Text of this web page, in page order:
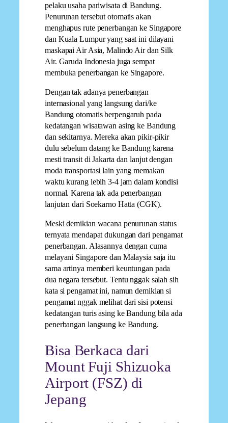
pelaku usaha pariwisata di Bandung.
Penurunan tersebut otomatis akan
menghapus rute penerbangan ke Singapore
dan Kuala Lumpur yang saat ini dilayani
maskapai Air Asia, Malindo Air dan Silk
Air. Garuda Indonesia juga sempat
membuka penerbangan ke Singapore.
Dengan tak adanya penerbangan
internasional yang langsung dari/ke
Bandung otomatis berpengaruh pada
kedatangan wisatawan asing ke Bandung
dan sekitarnya. Mereka akan pikir-pikir
dulu sebelum datang ke Bandung karena
mesti transit di Jakarta dan lanjut dengan
moda transportasi lain yang memakan
waktu kurang lebih 3-4 jam dalam kondisi
normal. Karena tak ada penerbangan
lanjutan dari Soekarno Hatta (CGK).
Meski demikian wacana penurunan status
ternyata mendapat dukungan dari pengamat
penerbangan. Alasannya dengan cuma
melayani Singapore dan Malaysia saja itu
sama artinya memberi keuntungan pada
dua negara tersebut. Tentu nggak salah sih
kata si pengamat ini, namun demikian si
pengamat nggak melihat dari sisi potensi
kedatangan turis asing ke Bandung bila ada
penerbangan langsung ke Bandung.
Bisa Berkaca dari
Mount Fuji Shizuoka
Airport (FSZ) di
Jepang